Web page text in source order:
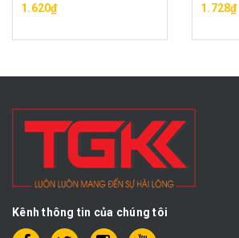
1.620₫
1.728₫
Kênh thông tin của chúng tôi